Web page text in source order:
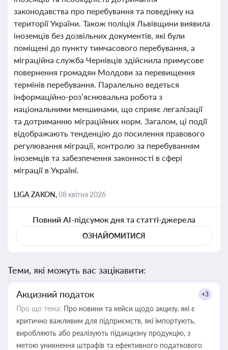
законодавства про перебування та поведінку на
території України. Також поліція Львівщини виявила
іноземців без дозвільних документів, які були
поміщені до пункту тимчасового перебування, а
міграційна служба Чернівців здійснила примусове
повернення громадян Молдови за перевищення
термінів перебування. Паралельно ведеться
інформаційно-роз’яснювальна робота з
національними меншинами, що сприяє легалізації
та дотриманню міграційних норм. Загалом, ці події
відображають тенденцію до посилення правового
регулювання міграції, контролю за перебуванням
іноземців та забезпечення законності в сфері
міграції в Україні.
LIGA ZAKON,08 квітня 2026
Повний AI-підсумок дня та статті-джерела
ОЗНАЙОМИТИСЯ
Теми, які можуть вас зацікавити:
Акцизний податок +3
Про що тема: Про новини та кейси щодо акцизу, які є
критично важливим для підприємств, які імпортують,
виробляють або реалізують підакцизну продукцію, з
метою уникнення штрафів та ефективного податкового